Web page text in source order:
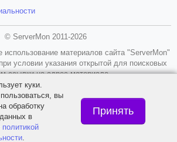
© ServerMon 2011-2026
использование материалов сайта "ServerMon"
условии указания открытой для поисковых
ссылки на адрес материала.
18+
куки.
вы
обработку
в
политикой
Принять